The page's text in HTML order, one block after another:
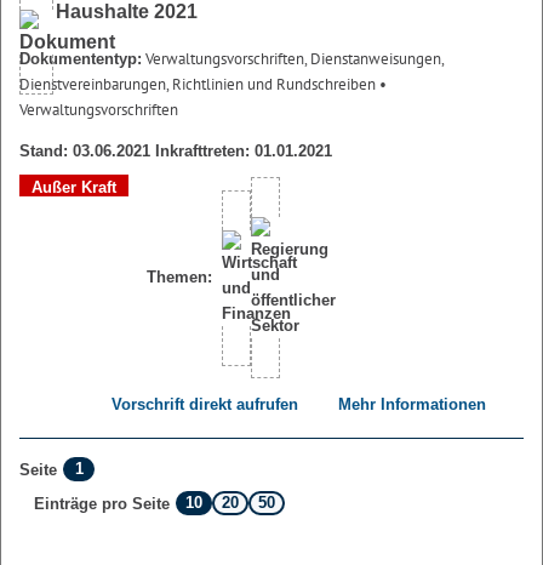
Haushalte 2021
Dokumententyp: Verwaltungsvorschriften, Dienstanweisungen,
Dienstvereinbarungen, Richtlinien und Rundschreiben •
Verwaltungsvorschriften
Stand: 03.06.2021 Inkrafttreten: 01.01.2021
Außer Kraft
Themen:
Vorschrift direkt aufrufen Mehr Informationen
Seite
1
Einträge pro Seite
10 20 50